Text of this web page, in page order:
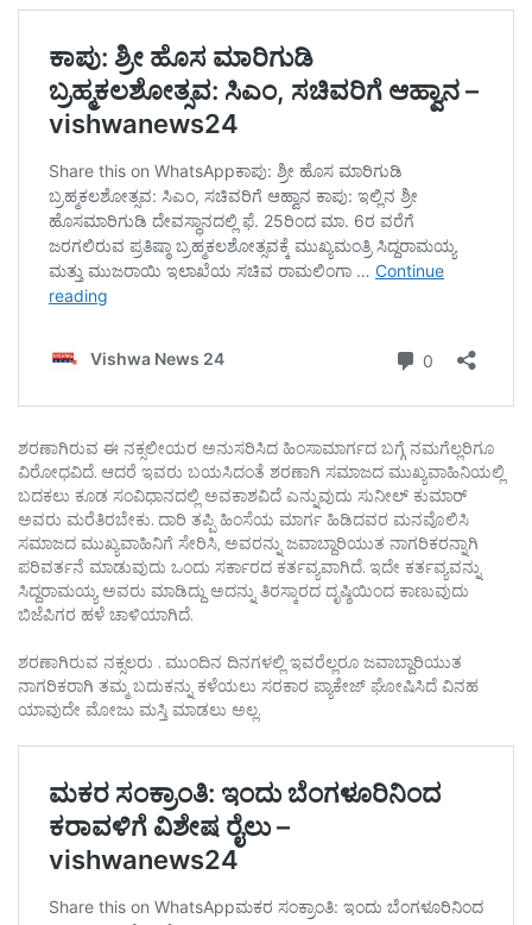
ಶರಣಾಗಿರುವ ಈ ನಕ್ಸಲೀಯರ ಅನುಸರಿಸಿದ ಹಿಂಸಾಮಾರ್ಗದ ಬಗ್ಗೆ ನಮಗೆಲ್ಲರಿಗೂ
ವಿರೋಧವಿದೆ. ಆದರೆ ಇವರು ಬಯಸಿದಂತೆ ಶರಣಾಗಿ ಸಮಾಜದ ಮುಖ್ಯವಾಹಿನಿಯಲ್ಲಿ
ಬದಕಲು ಕೂಡ ಸಂವಿಧಾನದಲ್ಲಿ ಅವಕಾಶವಿದೆ ಎನ್ನುವುದು ಸುನೀಲ್ ಕುಮಾರ್
ಅವರು ಮರೆತಿರಬೇಕು. ದಾರಿ ತಪ್ಪಿ ಹಿಂಸೆಯ ಮಾರ್ಗ ಹಿಡಿದವರ ಮನವೊಲಿಸಿ
ಸಮಾಜದ ಮುಖ್ಯವಾಹಿನಿಗೆ ಸೇರಿಸಿ, ಅವರನ್ನು ಜವಾಬ್ದಾರಿಯುತ ನಾಗರಿಕರನ್ನಾಗಿ
ಪರಿವರ್ತನೆ ಮಾಡುವುದು ಒಂದು ಸರ್ಕಾರದ ಕರ್ತವ್ಯವಾಗಿದೆ. ಇದೇ ಕರ್ತವ್ಯವನ್ನು
ಸಿದ್ದರಾಮಯ್ಯ ಅವರು ಮಾಡಿದ್ದು ಅದನ್ನು ತಿರಸ್ಕಾರದ ದೃಷ್ಠಿಯಿಂದ ಕಾಣುವುದು
ಬಿಜೆಪಿಗರ ಹಳೆ ಚಾಳಿಯಾಗಿದೆ.
ಶರಣಾಗಿರುವ ನಕ್ಸಲರು . ಮುಂದಿನ ದಿನಗಳಲ್ಲಿ ಇವರೆಲ್ಲರೂ ಜವಾಬ್ದಾರಿಯುತ
ನಾಗರಿಕರಾಗಿ ತಮ್ಮ ಬದುಕನ್ನು ಕಳೆಯಲು ಸರಕಾರ ಪ್ಯಾಕೇಜ್ ಘೋಷಿಸಿದೆ ವಿನಹ
ಯಾವುದೇ ಮೋಜು ಮಸ್ತಿ ಮಾಡಲು ಅಲ್ಲ.